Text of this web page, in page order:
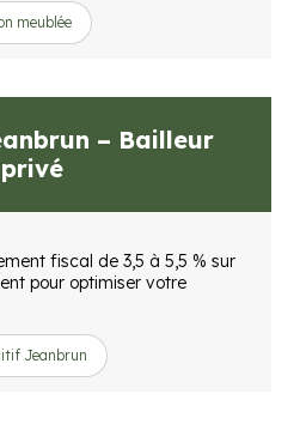
meublée
– Bailleur
privé
fiscal de 3,5 à 5,5 % sur
pour optimiser votre
Jeanbrun